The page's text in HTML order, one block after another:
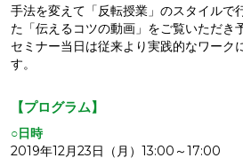
手法を変えて「反転授業」のスタイルで
た「伝えるコツの動画」をご覧いただき
セミナー当日は従来より実践的なワーク
す。
【プログラム】
○日時
2019年12月23日（月）13:00～17:00